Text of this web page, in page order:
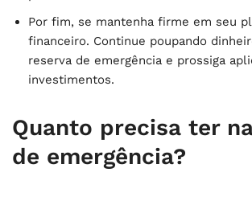
Por fim, se mantenha firme em seu
financeiro. Continue poupando
reserva de emergência e prossiga
investimentos.
Quanto precisa ter
de emergência?